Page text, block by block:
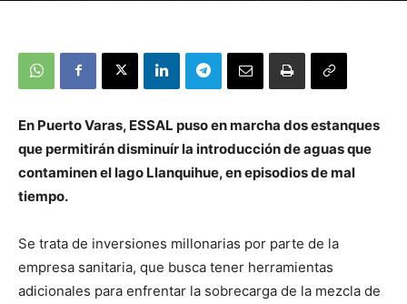
En Puerto Varas, ESSAL puso en marcha dos estanques
que permitirán disminuír la introducción de aguas que
contaminen el lago Llanquihue, en episodios de mal
tiempo.
Se trata de inversiones millonarias por parte de la
empresa sanitaria, que busca tener herramientas
adicionales para enfrentar la sobrecarga de la mezcla de